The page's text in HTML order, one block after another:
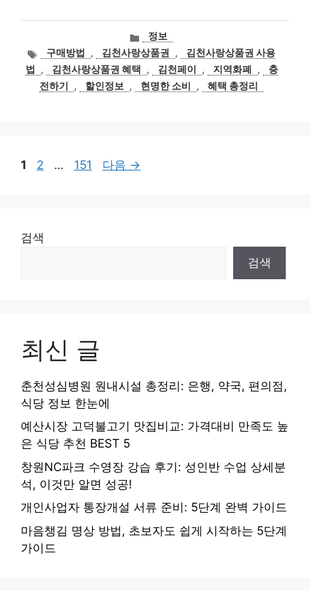
카
테
고
리
정보
태구매방법 , 김천사랑상품권 ,
김천사랑상품권 사용
법
, 김천사랑상품권 혜택 , 김천페이 , 지역화폐 ,
충
전하기
, 할인정보 , 현명한 소비 , 혜택 총정리
페
1
페
2 …
페
151 다음 →
검색
검색
최신 글
춘천성심병원 원내시설 총정리: 은행, 약국, 편의점,
식당 정보 한눈에
예산시장 고덕불고기 맛집비교: 가격대비 만족도 높
은 식당 추천 BEST 5
창원NC파크 수영장 강습 후기: 성인반 수업 상세분
석, 이것만 알면 성공!
개인사업자 통장개설 서류 준비: 5단계 완벽 가이드
마음챙김 명상 방법, 초보자도 쉽게 시작하는 5단계
가이드